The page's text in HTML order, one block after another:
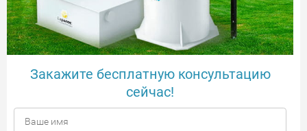
Закажите бесплатную консультацию
сейчас!